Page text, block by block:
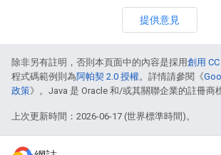
提供意見
除非另有註明，否則本頁面中的內容是採用創用
程式碼範例則為阿帕契 2.0 授權。詳情請參閱《
政策》。Java 是 Oracle 和/或其關聯企業的註冊商
上次更新時間：2026-06-17 (世界標準時間)。